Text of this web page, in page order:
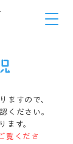
ますので、
ください。
ます。
覧くださ